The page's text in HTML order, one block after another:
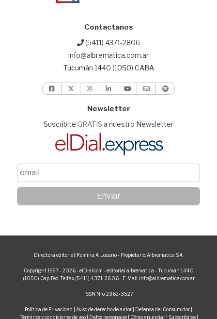
Contactanos
(5411) 4371-2806
info@albrematica.com.ar
Tucumán 1440 (1050) CABA
Newsletter
Suscribite GRATIS a nuestro Newsletter
Directora editorial: Romina A. Lozano - Propietario: Albrematica S.A.
Copyright 1997 - 2026 - elDial.com - editorial albrematica - Tucumán 1440
(1050) Cap. Fed. Telfax (5411) 4371-2806 - E-Mail: info@albrematica.com.ar
ISSN Nro. 2362-3527
Política de Privacidad Aviso de derecho de autor Defensa del Consumidor
Términos y condiciones de uso| Datos personales| Cómo anunciar| Subscribirse